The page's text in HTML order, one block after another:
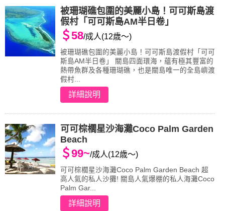
被珊瑚礁包圍的美麗小島！可可斯島渡
假村「可可斯島AM半日卷」
＄58/成人(12歳～)
被珊瑚礁包圍的美麗小島！可可斯島渡假村「可可
斯島AM半日卷」 關島四面環海，蘊有極其豐富的
熱帶魚群及各種珊瑚礁，也是關島唯一的全島嶼渡
假村...
詳細說明
可可棕櫚星沙海灘Coco Palm Garden
Beach
＄99~/成人(12歳～)
可可棕櫚星沙海灘Coco Palm Garden Beach 超
高人氣的私人沙攤! 關島人氣爆棚的私人海灘Coco
Palm Gar...
詳細說明